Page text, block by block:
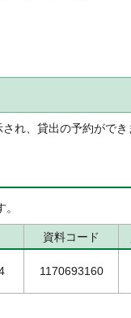
れ、貸出の予約ができ
資料コード
1170693160